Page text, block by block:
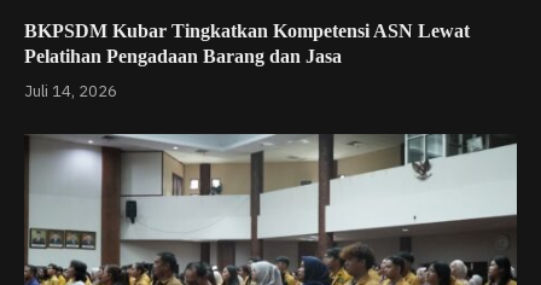
BKPSDM Kubar Tingkatkan Kompetensi ASN Lewat
Pelatihan Pengadaan Barang dan Jasa
Juli 14, 2026